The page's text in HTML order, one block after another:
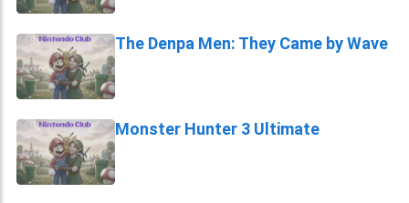
The Denpa Men: They Came by Wave
Monster Hunter 3 Ultimate